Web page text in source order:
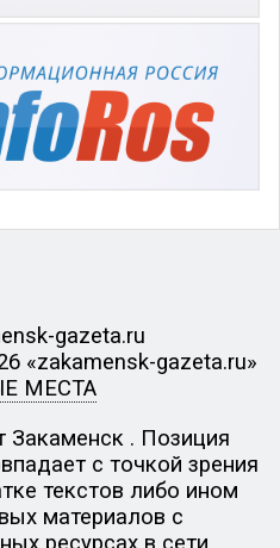
gazeta.ru
«zakamensk-gazeta.ru»
МЕСТА
. Позиция
с точкой зрения
текстов либо ином
материалов с